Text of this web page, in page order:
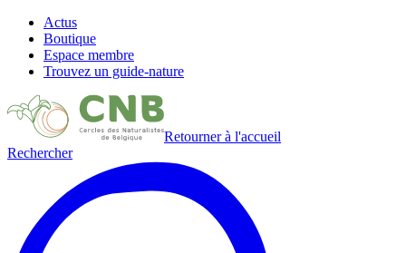
Actus
Boutique
Espace membre
Trouvez un guide-nature
Retourner à l'accueil
Rechercher